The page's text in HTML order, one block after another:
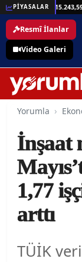
PİYASALAR
—Beşli Altın215.243,59
Resmî İlanlar
Video Galeri
Yorumla
İnşaat
1,77
arttı
TÜİK